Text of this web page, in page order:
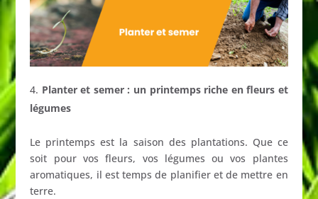
Planter et semer : un printemps riche en fleurs et
légumes
Le printemps est la saison des plantations. Que ce
soit pour vos fleurs, vos légumes ou vos plantes
aromatiques, il est temps de planifier et de mettre en
terre.